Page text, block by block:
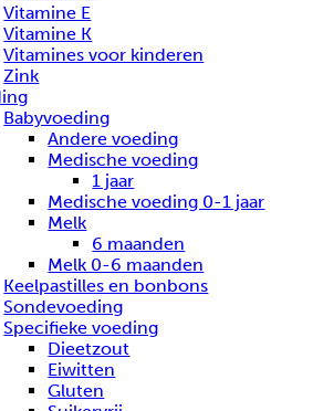
Vitamine E
Vitamine K
Vitamines voor kinderen
Zink
Babyvoeding
Andere voeding
Medische voeding
1 jaar
Medische voeding 0-1 jaar
Melk
6 maanden
Melk 0-6 maanden
Keelpastilles en bonbons
Sondevoeding
Specifieke voeding
Dieetzout
Eiwitten
Gluten